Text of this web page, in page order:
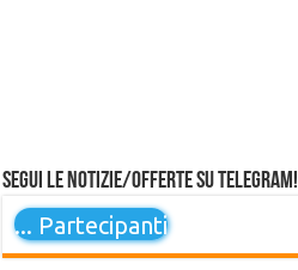
Segui le notizie/offerte su Telegram!
... Partecipanti